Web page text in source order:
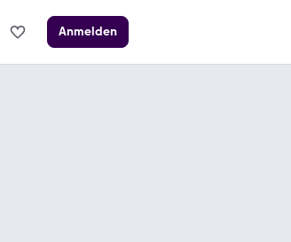
Anmelden